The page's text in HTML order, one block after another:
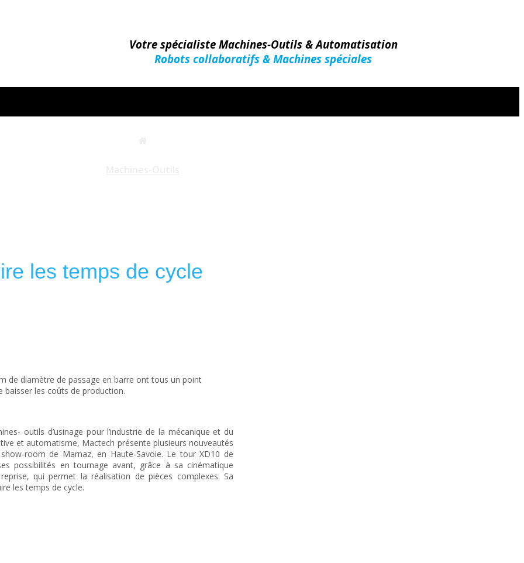
Votre spécialiste Machines-Outils & Automatisation
Robots collaboratifs & Machines spéciales
les temps de cycle
de diamètre de passage en barre ont tous un point
les coûts de production.
outils d’usinage pour l’industrie de la mécanique et du
et automatisme, Mactech présente plusieurs nouveautés
room de Marnaz, en Haute-Savoie. Le tour XD10 de
possibilités en tournage avant, grâce à sa cinématique
qui permet la réalisation de pièces complexes. Sa
les temps de cycle.